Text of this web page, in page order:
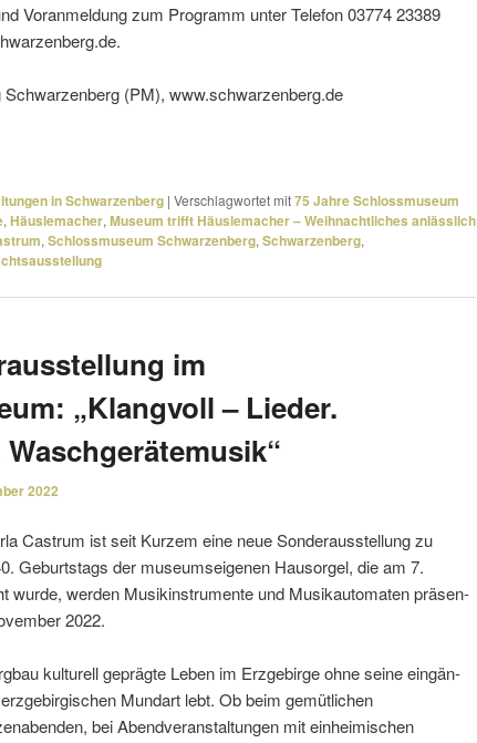
Voranmeldung zum Programm unter Telefon 03774 23389
(PM), www.schwarzenberg.de
in Schwarzenberg | Verschlagwortet mit75 Jahre Schlossmuseum
, Häuslemacher, Museum trifft Häuslemacher – Weihnachtliches anlässlich
, Schlossmuseum Schwarzenberg, Schwarzenberg,
im
„Klangvoll – Lieder.
2022
Castrum ist seit Kurzem eine neue Sonderausstellung zu
Geburtstags der muse­ums­ei­genen Hausorgel, die am 7.
wurde, werden Musikinstrumente und Musikautomaten präsen­
2022.
kultu­rell geprägte Leben im Erzgebirge ohne seine eingän­
Mundart lebt. Ob beim gemüt­li­chen
bei Abendveranstaltungen mit einhei­mi­schen